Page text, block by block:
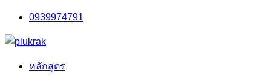
Skip
content
0939974791
หลักสูตร